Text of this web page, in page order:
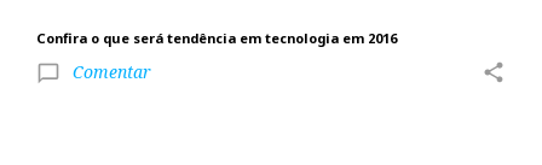
Confira o que será tendência em tecnologia em 2016
chat_bubble_outline Comentar share